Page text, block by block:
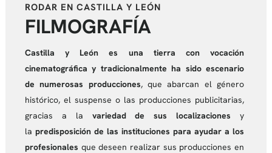
RODAR EN CASTILLA Y LEÓN
FILMOGRAFÍA
Castilla y León es una tierra con vocación
cinematográfica y tradicionalmente ha sido escenario
de numerosas producciones, que abarcan el género
histórico, el suspense o las producciones publicitarias,
gracias a la variedad de sus localizaciones y
la predisposición de las instituciones para ayudar a los
profesionales que deseen realizar sus producciones en